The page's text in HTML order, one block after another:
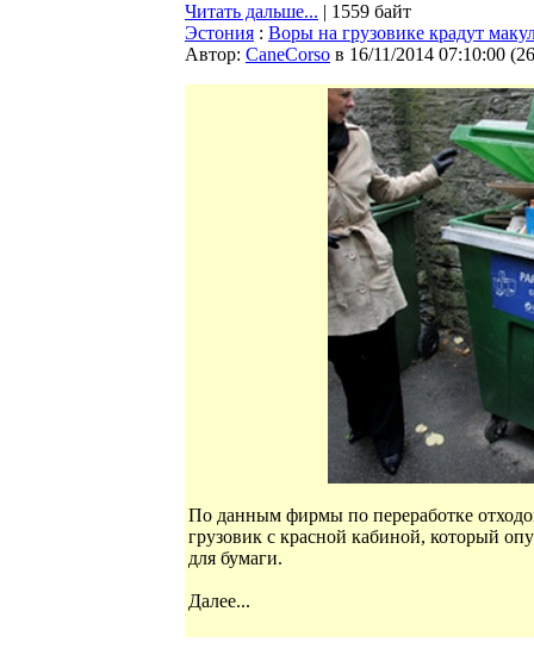
Читать дальше... | 1559 байт
Эстония : Воры на грузовике крадут
Автор: CaneCorso в 16/11/2014 07:10:00 (
По данным фирмы по переработке
грузовик с красной кабиной, который
для бумаги.
Далее...